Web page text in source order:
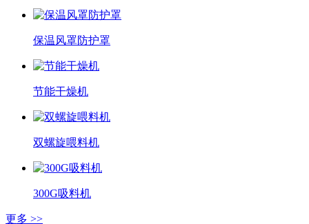
保温风罩防护罩
节能干燥机
双螺旋喂料机
300G吸料机
更多 >>